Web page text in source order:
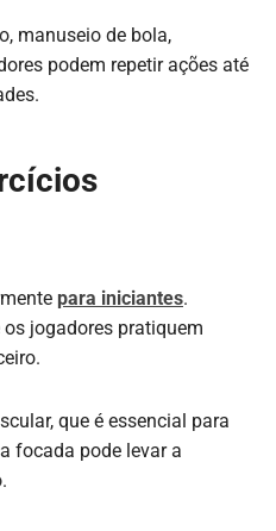
manuseio de bola,
podem repetir ações até
para iniciantes.
jogadores pratiquem
que é essencial para
focada pode levar a